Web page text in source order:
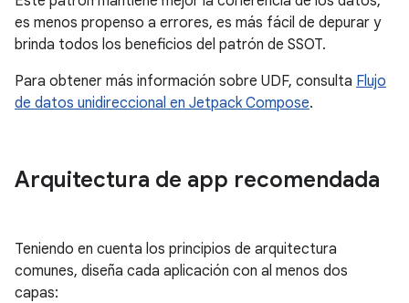
es menos propenso a errores, es más fácil de depurar y
brinda todos los beneficios del patrón de SSOT.
Para obtener más información sobre UDF, consulta Flujo
de datos unidireccional en Jetpack Compose.
Arquitectura de app recomendada
Teniendo en cuenta los principios de arquitectura
comunes, diseña cada aplicación con al menos dos
capas: